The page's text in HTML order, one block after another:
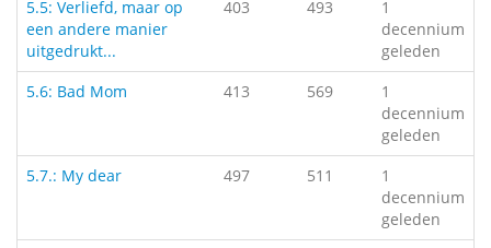
5.5: Verliefd, maar op
een andere manier
uitgedrukt...
403 493
1
decennium
geleden
5.6: Bad Mom
413 569
1
decennium
geleden
5.7.: My dear
497 511
1
decennium
geleden